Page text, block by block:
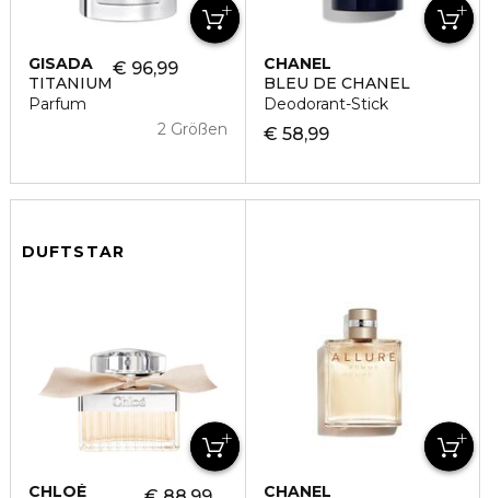
GISADA
TITANIUM
Parfum
€ 96,99
2 Größen
CHANEL
BLEU DE CHANEL
Deodorant-Stick
€ 58,99
DUFTSTAR
CHLOÉ
CHANEL